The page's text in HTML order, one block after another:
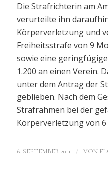
Die Strafrichterin am
verurteilte ihn
Körperverletzung und
Freiheitsstrafe von 9
sowie eine
1.200 an einen Verein.
unter dem Antrag der
geblieben. Nach dem
Strafrahmen bei der
Körperverletzung von 6
6. SEPTEMBER 2011 / VON